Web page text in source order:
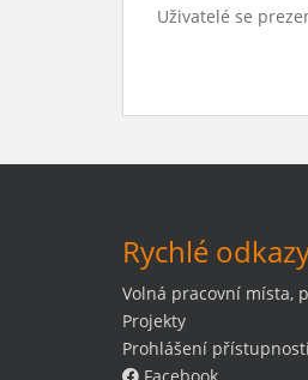
Uživatelé se
Rychlé
Volná pracovní místa,
Projekty
Prohlášení přístupnosti